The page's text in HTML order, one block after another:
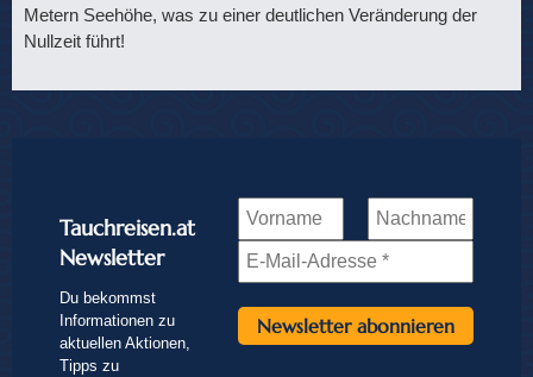
Metern Seehöhe, was zu einer deutlichen Veränderung der
Nullzeit führt!
Tauchreisen.at
Newsletter
Du bekommst
Informationen zu
aktuellen Aktionen,
Tipps zu